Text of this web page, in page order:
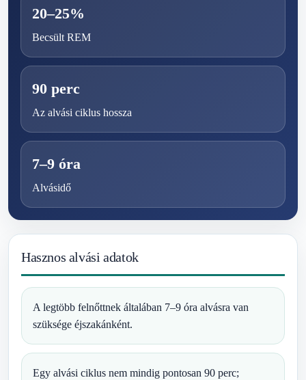
20–25%
Becsült REM
90 perc
Az alvási ciklus hossza
7–9 óra
Alvásidő
Hasznos alvási adatok
A legtöbb felnőttnek általában 7–9 óra alvásra van
szüksége éjszakánként.
Egy alvási ciklus nem mindig pontosan 90 perc;